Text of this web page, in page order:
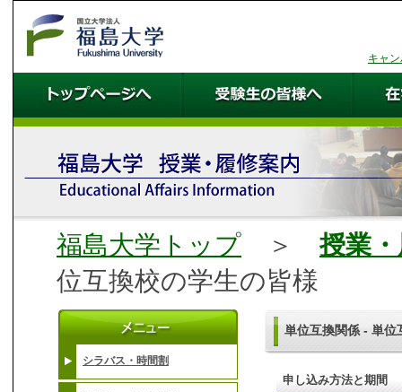
キャ
福島大学トップ ＞授業
位互換校の学生の皆様
シラバス・時間割
単位互換関係 - 単位
申し込み方法と期間